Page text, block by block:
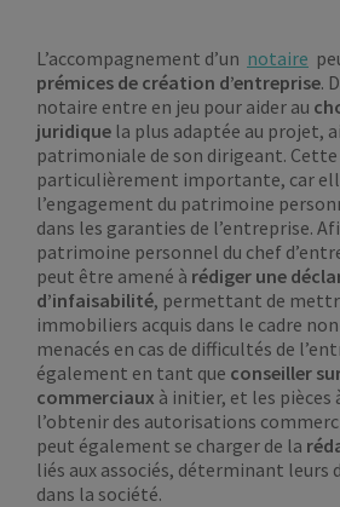
L’accompagnement d’un notaire
prémices de création d’entreprise.
notaire entre en jeu pour aider au
juridique la plus adaptée au projet,
patrimoniale de son dirigeant.
particulièrement importante, car
l’engagement du patrimoine
dans les garanties de l’entreprise.
patrimoine personnel du chef
peut être amené à rédiger une
d’infaisabilité, permettant de
immobiliers acquis dans le cadre
menacés en cas de difficultés de
également en tant que conseiller
commerciaux à initier, et les pièces
l’obtenir des autorisations
peut également se charger de la
liés aux associés, déterminant leurs
dans la société.